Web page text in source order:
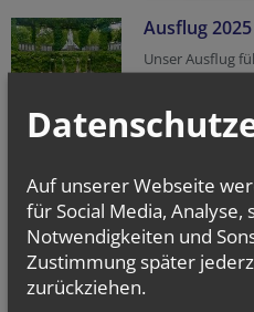
Ausflug 2025
Unser Ausflug
Vöslau
Tagung in
"Säkularisierte
Frankfurt teil
Bei der
Auf unserer Webseite
für Social Media, Analyse,
Notwendigkeiten und
Zustimmung später
zurückziehen.